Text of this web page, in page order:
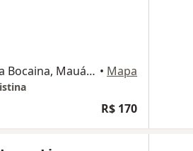
R. Alm. Barroso, 30 - Vila Bocaina, Mauá - SP, 09310-030, Mauá • Mapa
R$ 170